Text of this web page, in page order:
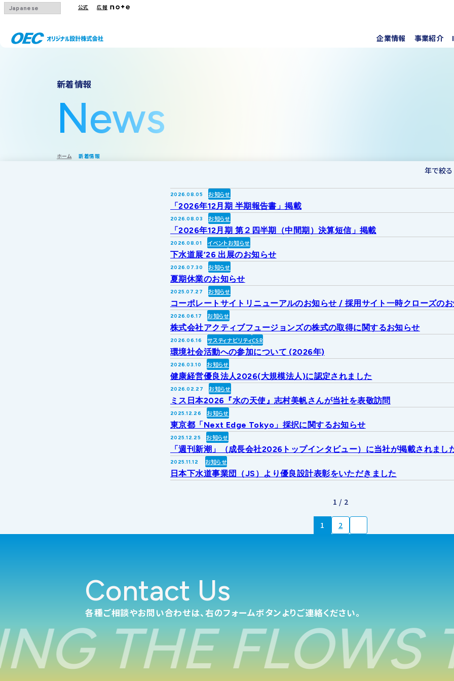
公式 広報
企業情報 事業紹介
新着情報
News
ホーム 新着情報
年で絞る
2026.08.05 お知らせ
「2026年12月期 半期報告書」掲載
2026.08.03 お知らせ
「2026年12月期 第２四半期（中間期）決算短信」掲載
2026.08.01 イベントお知らせ
下水道展’26 出展のお知らせ
2026.07.30 お知らせ
夏期休業のお知らせ
2025.07.27 お知らせ
コーポレートサイトリニューアルのお知らせ / 採用サイト一時クローズの
2026.06.17 お知らせ
株式会社アクティブフュージョンズの株式の取得に関するお知らせ
2026.06.16 サスティナビリティCSR
環境社会活動への参加について (2026年)
2026.03.10 お知らせ
健康経営優良法人2026(大規模法人)に認定されました
2026.02.27 お知らせ
ミス日本2026『水の天使』志村美帆さんが当社を表敬訪問
2025.12.26 お知らせ
東京都「Next Edge Tokyo」採択に関するお知らせ
2025.12.25 お知らせ
「週刊新潮」（成長会社2026トップインタビュー）に当社が掲載されまし
2025.11.12 お知らせ
日本下水道事業団（JS）より優良設計表彰をいただきました
1 / 2
1 2
Contact Us
各種ご相談やお問い合わせは、右のフォームボタンよりご連絡ください。
THE FLOWS